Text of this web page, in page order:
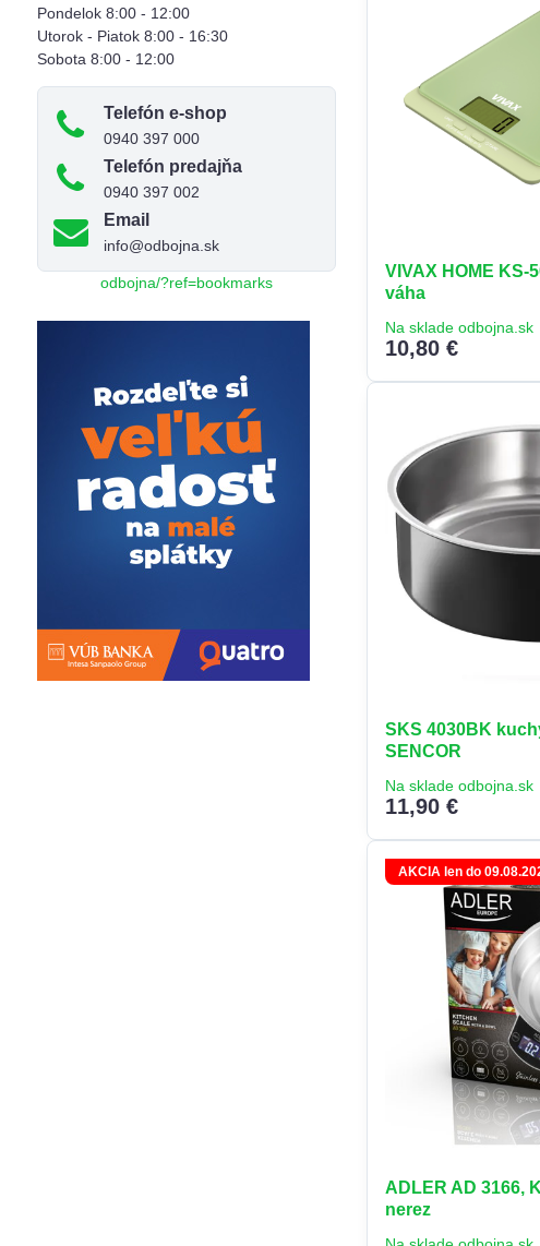
VIVAX HOME KS-
váha
Na sklade odbojna.sk
10,80 €
SKS 4030BK
SENCOR
Na sklade odbojna.sk
11,90 €
AKCIA len do
ADLER AD 3166,
nerez
Pondelok 8:00 - 12:00
Utorok - Piatok 8:00 - 16:30
Sobota 8:00 - 12:00
Telefón e-shop
0940 397 000
Telefón predajňa
0940 397 002
Email
info@odbojna.sk
odbojna/?ref=bookmarks